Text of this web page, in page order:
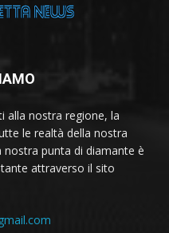
alla nostra regione, la
le realtà della nostra
punta di diamante è
attraverso il sito